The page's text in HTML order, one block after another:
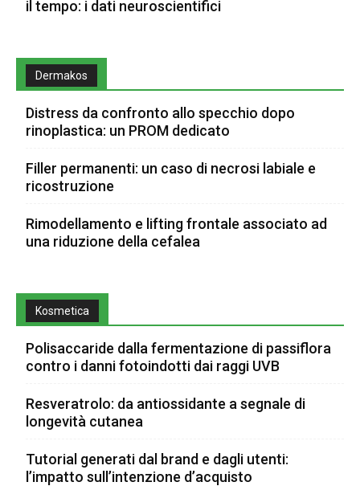
il tempo: i dati neuroscientifici
Dermakos
Distress da confronto allo specchio dopo
rinoplastica: un PROM dedicato
Filler permanenti: un caso di necrosi labiale e
ricostruzione
Rimodellamento e lifting frontale associato ad
una riduzione della cefalea
Kosmetica
Polisaccaride dalla fermentazione di passiflora
contro i danni fotoindotti dai raggi UVB
Resveratrolo: da antiossidante a segnale di
longevità cutanea
Tutorial generati dal brand e dagli utenti:
l’impatto sull’intenzione d’acquisto